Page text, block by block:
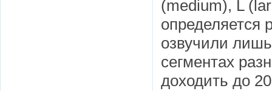
(medium), L
определяется
озвучили
сегментах
доходить до